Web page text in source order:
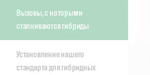
Вызовы, с которыми
сталкиваются гибриды
Установление нашего
стандарта для гибридных